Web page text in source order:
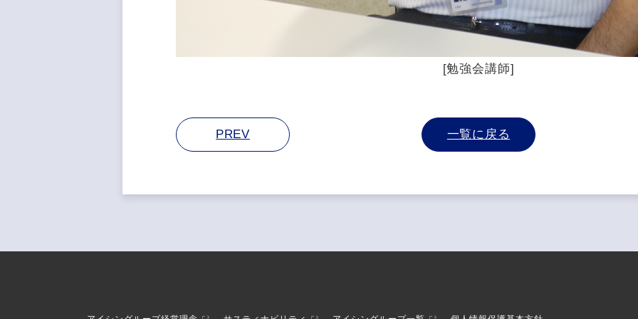
[勉強会講師]
PREV 一覧に戻る